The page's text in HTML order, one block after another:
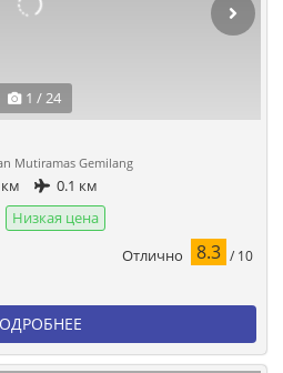
1 / 24
Mutiramas Gemilang
0.1 км
Низкая цена
Отлично 8.3 / 10